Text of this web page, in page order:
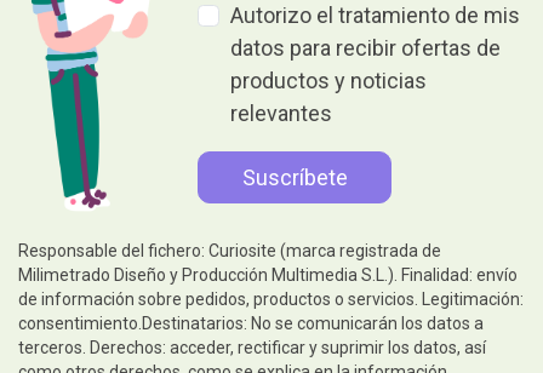
Autorizo el tratamiento de mis
datos para recibir ofertas de
productos y noticias
relevantes
Responsable del fichero: Curiosite (marca registrada de
Milimetrado Diseño y Producción Multimedia S.L.). Finalidad: envío
de información sobre pedidos, productos o servicios. Legitimación:
consentimiento.Destinatarios: No se comunicarán los datos a
terceros. Derechos: acceder, rectificar y suprimir los datos, así